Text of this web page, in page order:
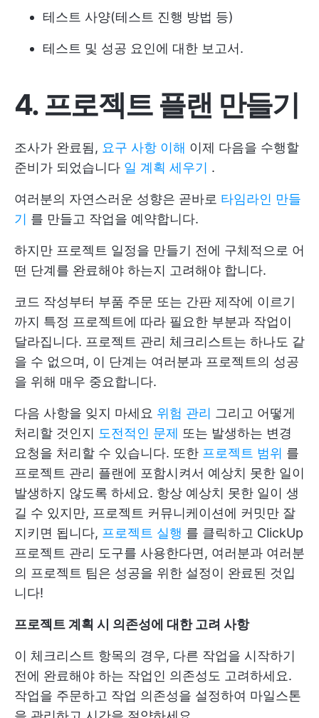
테스트 사양(테스트 진행 방법 등)
테스트 및 성공 요인에 대한 보고서.
4. 프로젝트 플랜 만들기
조사가 완료됨, 요구 사항 이해 이제 다음을 수행할
준비가 되었습니다 일 계획 세우기 .
여러분의 자연스러운 성향은 곧바로 타임라인 만들
기 를 만들고 작업을 예약합니다.
하지만 프로젝트 일정을 만들기 전에 구체적으로 어
떤 단계를 완료해야 하는지 고려해야 합니다.
코드 작성부터 부품 주문 또는 간판 제작에 이르기
까지 특정 프로젝트에 따라 필요한 부분과 작업이
달라집니다. 프로젝트 관리 체크리스트는 하나도 같
을 수 없으며, 이 단계는 여러분과 프로젝트의 성공
을 위해 매우 중요합니다.
다음 사항을 잊지 마세요 위험 관리 그리고 어떻게
처리할 것인지 도전적인 문제 또는 발생하는 변경
요청을 처리할 수 있습니다. 또한 프로젝트 범위 를
프로젝트 관리 플랜에 포함시켜서 예상치 못한 일이
발생하지 않도록 하세요. 항상 예상치 못한 일이 생
길 수 있지만, 프로젝트 커뮤니케이션에 커밋만 잘
지키면 됩니다, 프로젝트 실행 를 클릭하고 ClickUp
프로젝트 관리 도구를 사용한다면, 여러분과 여러분
의 프로젝트 팀은 성공을 위한 설정이 완료된 것입
니다!
프로젝트 계획 시 의존성에 대한 고려 사항
이 체크리스트 항목의 경우, 다른 작업을 시작하기
전에 완료해야 하는 작업인 의존성도 고려하세요.
작업을 주문하고 작업 의존성을 설정하여 마일스톤